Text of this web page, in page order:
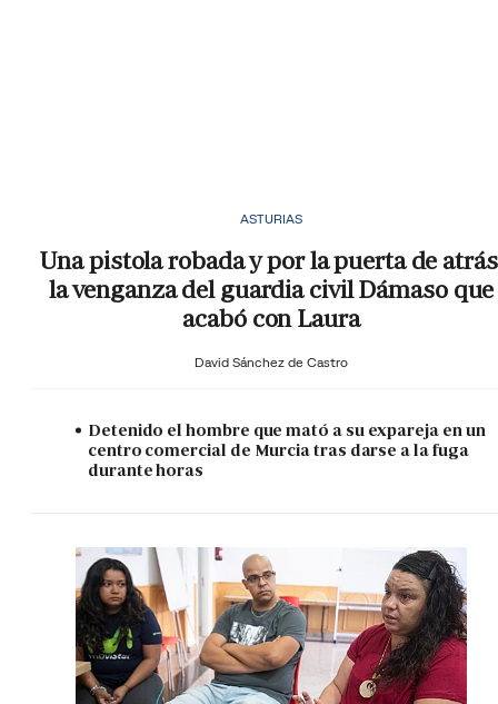
ASTURIAS
Una pistola robada y por la puerta de
la venganza del guardia civil Dámaso que
acabó con Laura
David Sánchez de Castro
Detenido el hombre que mató a su expareja en un
centro comercial de Murcia tras darse a la fuga
durante horas